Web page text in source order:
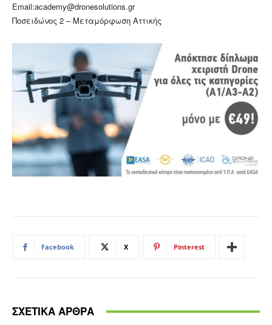
Email:academy@dronesolutions.gr
Ποσειδώνος 2 – Μεταμόρφωση Αττικής
Facebook X Pinterest
ΣΧΕΤΙΚΑ ΑΡΘΡΑ